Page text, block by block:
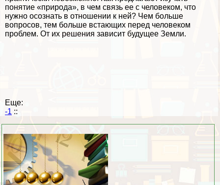
понятие «природа», в чем связь ее с человеком, что
нужно осознать в отношении к ней? Чем больше
вопросов, тем больше встающих перед человеком
проблем. От их решения зависит будущее Земли.
Еще:
-1 ::